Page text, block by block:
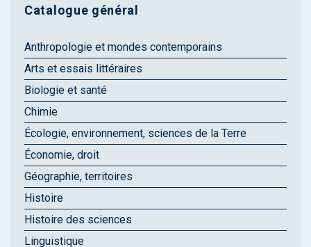
Catalogue général
Anthropologie et mondes contemporains
Arts et essais littéraires
Biologie et santé
Chimie
Écologie, environnement, sciences de la Terre
Économie, droit
Géographie, territoires
Histoire
Histoire des sciences
Linguistique